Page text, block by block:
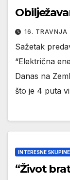
16. TRAVNJA
Sažetak
“Električna
Danas na
što je 4 puta
INTERESNE SKUPINE
“Život